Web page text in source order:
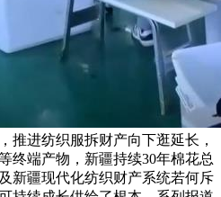
推进纺织服拆财产向下逛延长，
终端产物，新疆持续30年棉花总
新疆现代化纺织财产系统若何斥